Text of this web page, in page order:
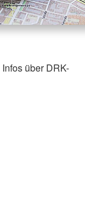
über DRK-